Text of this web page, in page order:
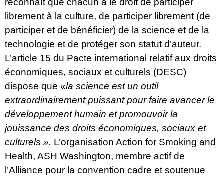
reconnaît que chacun a le droit de participer
librement à la culture, de participer librement (de
participer et de bénéficier) de la science et de la
technologie et de protéger son statut d’auteur.
L’article 15 du Pacte international relatif aux droits
économiques, sociaux et culturels (DESC)
dispose que «la science est un outil
extraordinairement puissant pour faire avancer le
développement humain et promouvoir la
jouissance des droits économiques, sociaux et
culturels ». L’organisation Action for Smoking and
Health, ASH Washington, membre actif de
l’Alliance pour la convention cadre et soutenue